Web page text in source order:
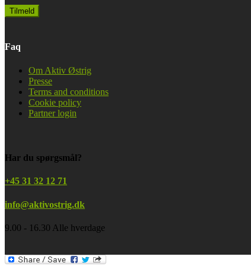
Faq
Om Aktiv Østrig
Presse
Terms and conditions
Cookie policy
Partner login
Har du spørgsmål?
+45 31 32 12 71
info@aktivostrig.dk
9.00 - 16.30 Alle hverdage